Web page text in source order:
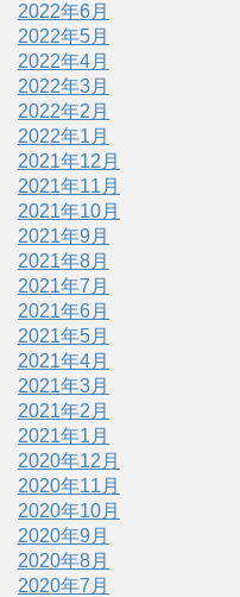
2022年6月
2022年5月
2022年4月
2022年3月
2022年2月
2022年1月
2021年12月
2021年11月
2021年10月
2021年9月
2021年8月
2021年7月
2021年6月
2021年5月
2021年4月
2021年3月
2021年2月
2021年1月
2020年12月
2020年11月
2020年10月
2020年9月
2020年8月
2020年7月